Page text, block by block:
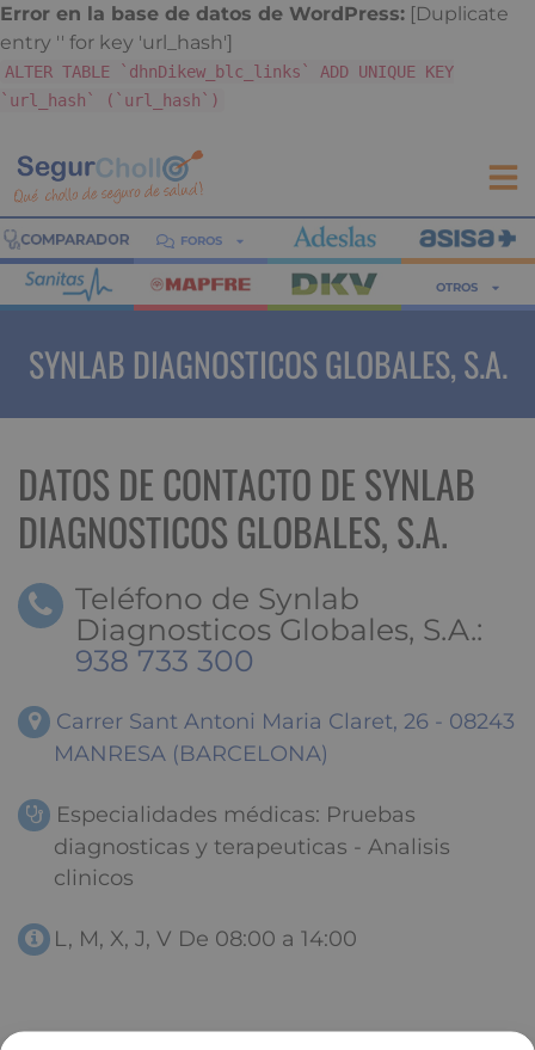
Error en la base de datos de WordPress: [Duplicate
entry '' for key 'url_hash']
ALTER TABLE `dhnDikew_blc_links` ADD UNIQUE KEY
`url_hash` (`url_hash`)
FOROS
OTROS
SYNLAB DIAGNOSTICOS GLOBALES, S.A.
DATOS DE CONTACTO DE SYNLAB
DIAGNOSTICOS GLOBALES, S.A.
Teléfono de Synlab
Diagnosticos Globales, S.A.:
938 733 300
Carrer Sant Antoni Maria Claret, 26 - 08243
MANRESA (BARCELONA)
Especialidades médicas: Pruebas
diagnosticas y terapeuticas - Analisis
clinicos
L, M, X, J, V De 08:00 a 14:00